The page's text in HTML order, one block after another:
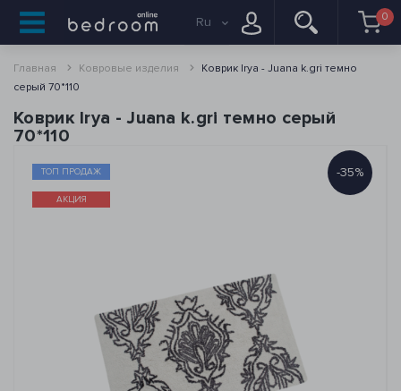
Ru 0
Главная Ковровые изделия
Коврик Irya - Juana k.gri темно
серый 70*110
Коврик Irya - Juana k.gri темно серый
70*110
-35%
ТОП ПРОДАЖ
АКЦИЯ